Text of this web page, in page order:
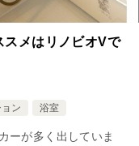
スメはリノビオVで
ン 浴室
ーが多く出していま